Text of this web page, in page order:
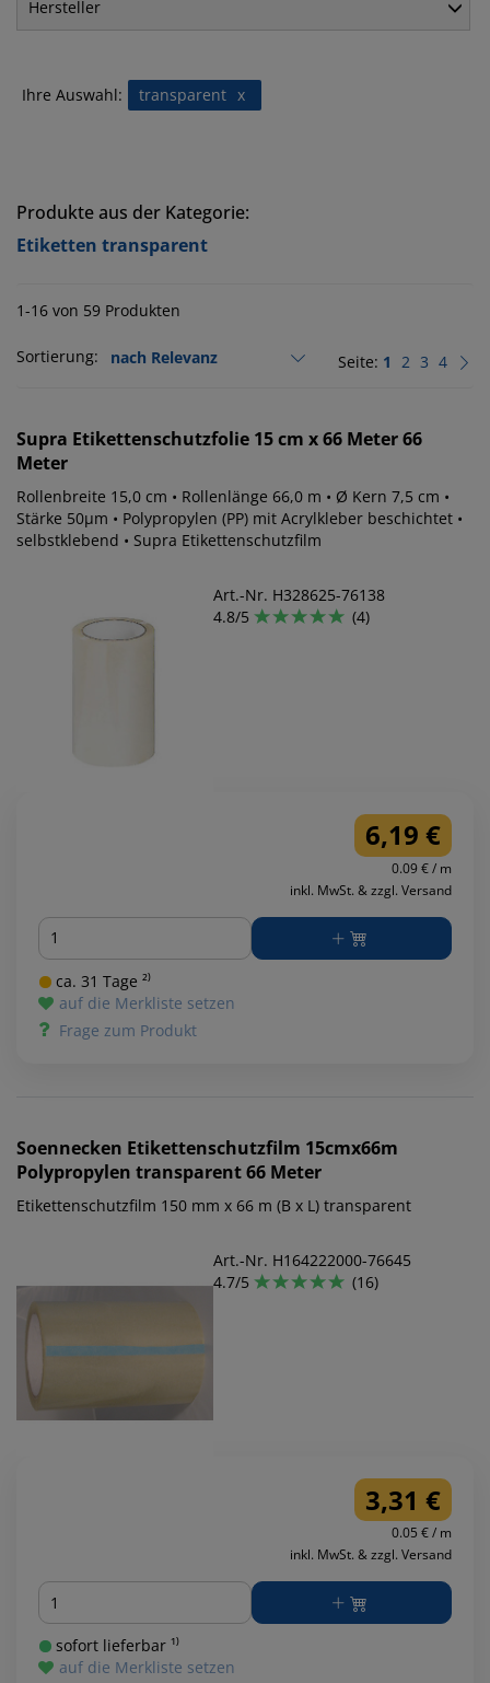
Hersteller
Ihre Auswahl: x
transparent
Produkte aus der Kategorie:
Etiketten transparent
1-16 von 59 Produkten
Sortierung: Seite: 1 2 3 4
Supra Etikettenschutzfolie 15 cm x 66 Meter 66
Meter
Rollenbreite 15,0 cm • Rollenlänge 66,0 m • Ø Kern 7,5 cm •
Stärke 50µm • Polypropylen (PP) mit Acrylkleber beschichtet •
selbstklebend • Supra Etikettenschutzfilm
Art.-Nr. H328625-76138
4.8/5
(4)
6,19 €
0.09 € / m
inkl. MwSt. & zzgl. Versand
Menge
ca. 31 Tage ²⁾
auf die Merkliste setzen
Frage zum Produkt
Soennecken Etikettenschutzfilm 15cmx66m
Polypropylen transparent 66 Meter
Etikettenschutzfilm 150 mm x 66 m (B x L) transparent
Art.-Nr. H164222000-76645
4.7/5
(16)
3,31 €
0.05 € / m
inkl. MwSt. & zzgl. Versand
Menge
sofort lieferbar ¹⁾
auf die Merkliste setzen